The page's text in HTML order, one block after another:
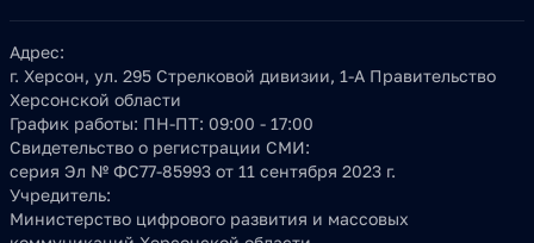
Адрес:
г. Херсон, ул. 295 Стрелковой дивизии, 1-А Правительство
Херсонской области
График работы: ПН-ПТ: 09:00 - 17:00
Свидетельство о регистрации СМИ:
серия Эл № ФС77-85993 от 11 сентября 2023 г.
Учредитель:
Министерство цифрового развития и массовых